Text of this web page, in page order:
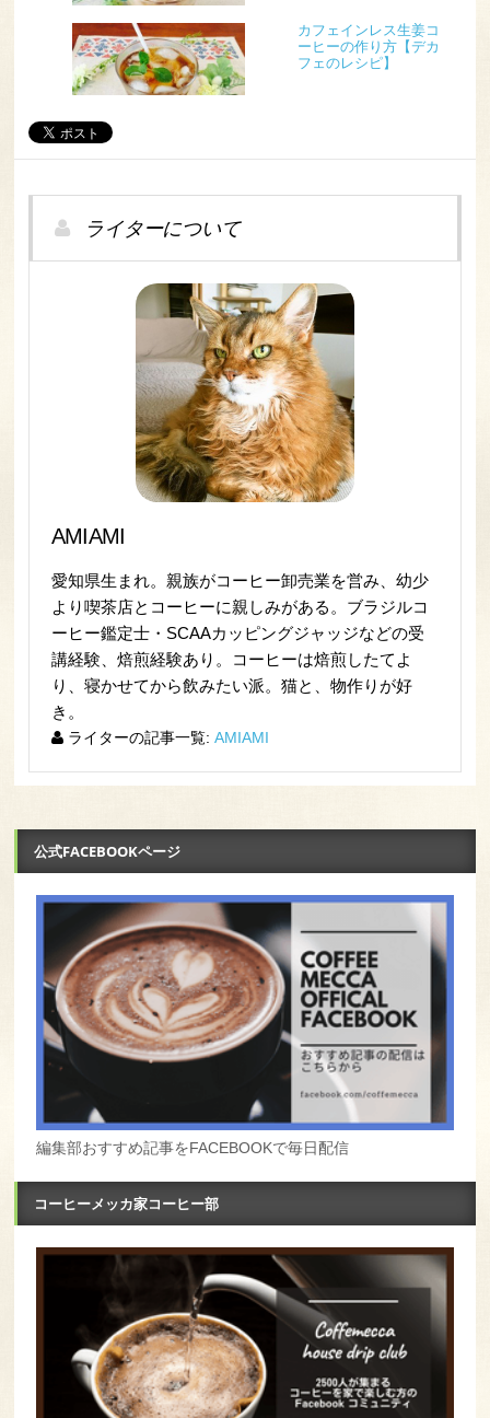
カフェインレス生姜コ
ーヒーの作り方【デカ
フェのレシピ】
ライターについて
AMIAMI
愛知県生まれ。親族がコーヒー卸売業を営み、幼少
より喫茶店とコーヒーに親しみがある。ブラジルコ
ーヒー鑑定士・SCAAカッピングジャッジなどの受
講経験、焙煎経験あり。コーヒーは焙煎したてよ
り、寝かせてから飲みたい派。猫と、物作りが好
き。
ライターの記事一覧: AMIAMI
公式FACEBOOKページ
編集部おすすめ記事をFACEBOOKで毎日配信
コーヒーメッカ家コーヒー部